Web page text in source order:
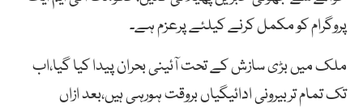
پروگرام کو مکمل کرنے کیلئے پرعزم ہے۔
ملک میں بڑی سازش کے تحت آئینی بحران پیدا کیا گیا،اب
تک تمام تربیرونی ادائیگیاں بروقت ہورہی ہیں،بعد ازاں